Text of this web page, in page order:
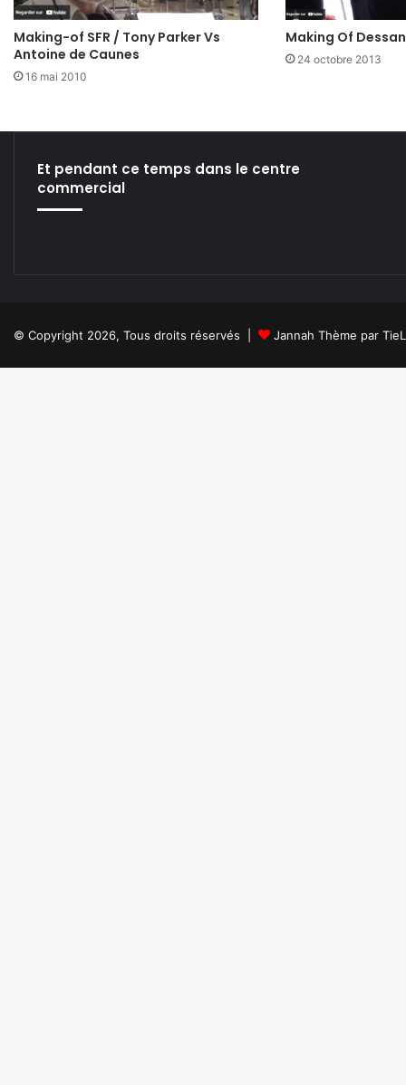
Making-of SFR / Tony Parker Vs
Antoine de Caunes
16 mai 2010
Making Of
24 octobre 2013
Et pendant ce temps dans le centre
commercial
© Copyright 2026, Tous droits réservés | Jannah Thème par